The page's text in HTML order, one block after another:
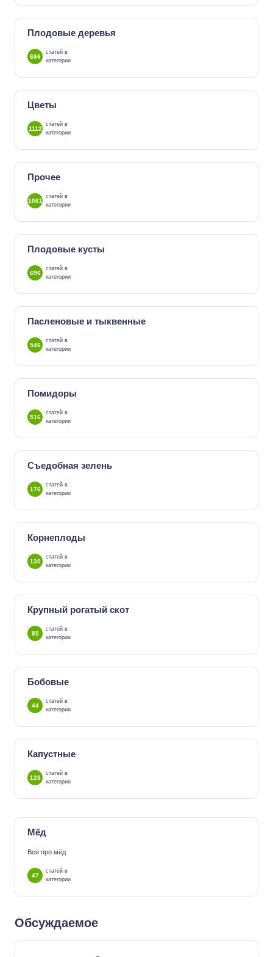
Плодовые деревья
666
статей в
категории
Цветы
1112
статей в
категории
Прочее
1061
статей в
категории
Плодовые кусты
696
статей в
категории
Пасленовые и тыквенные
546
статей в
категории
Помидоры
516
статей в
категории
Съедобная зелень
176
статей в
категории
Корнеплоды
130
статей в
категории
Крупный рогатый скот
85
статей в
категории
Бобовые
44
статей в
категории
Капустные
128
статей в
категории
Мёд
Всё про мёд
47
статей в
категории
Обсуждаемое